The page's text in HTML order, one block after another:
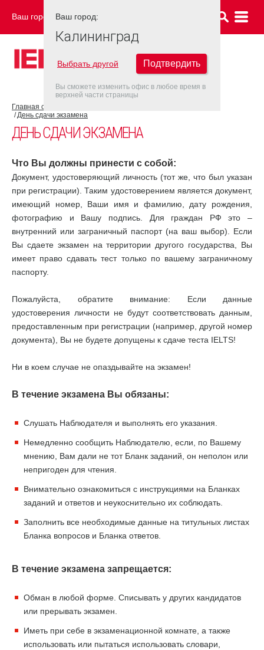
Ваш город: КАЛИНИНГРАД
Главная страница
День сдачи экзамена
ДЕНЬ СДАЧИ ЭКЗАМЕНА
Что Вы должны принести с собой:
Документ, удостоверяющий личность (тот же, что был указан
при регистрации). Таким удостоверением является документ,
имеющий номер, Ваши имя и фамилию, дату рождения,
фотографию и Вашу подпись. Для граждан РФ это –
внутренний или заграничный паспорт (на ваш выбор). Если
Вы сдаете экзамен на территории другого государства, Вы
имеет право сдавать тест только по вашему заграничному
паспорту.
Пожалуйста, обратите внимание: Если данные
удостоверения личности не будут соответствовать данным,
предоставленным при регистрации (например, другой номер
документа), Вы не будете допущены к сдаче теста IELTS!
Ни в коем случае не опаздывайте на экзамен!
В течение экзамена Вы обязаны:
Слушать Наблюдателя и выполнять его указания.
Немедленно сообщить Наблюдателю, если, по Вашему
мнению, Вам дали не тот Бланк заданий, он неполон или
непригоден для чтения.
Внимательно ознакомиться с инструкциями на Бланках
заданий и ответов и неукоснительно их соблюдать.
Заполнить все необходимые данные на титульных листах
Бланка вопросов и Бланка ответов.
В течение экзамена запрещается:
Обман в любой форме. Списывать у других кандидатов
или прерывать экзамен.
Иметь при себе в экзаменационной комнате, а также
использовать или пытаться использовать словари,
Ваш город:
Калининград
Выбрать другой Подтвердить
Вы сможете изменить офис в любое время в
верхней части страницы